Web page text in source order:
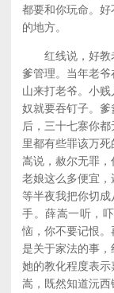
都要和你玩命。
的地方。
红线说，好教老
爹管理。当年老
山来打老爷。小贱
奴就要吞钉子。
后，三十七寨你
里都有些罪该万
嵩说，赦尔无罪
老娘这么多便宜，
等半夜我把你切
手。薛嵩一听，
恼，你不要记恨
是关于家法的事
她的教化程度表
嵩，既然知道沅